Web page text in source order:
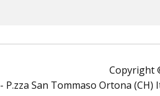
Copyright
- P.zza San Tommaso Ortona